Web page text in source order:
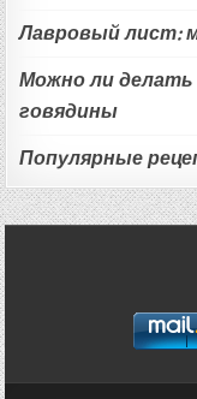
Лавровый лист:
Можно ли делать
говядины
Популярные